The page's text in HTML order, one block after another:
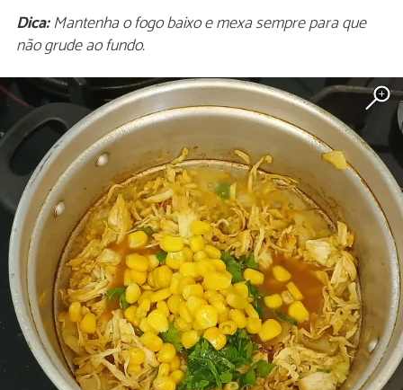
Dica:Mantenha o fogo baixo e mexa sempre para que
não grude ao fundo.